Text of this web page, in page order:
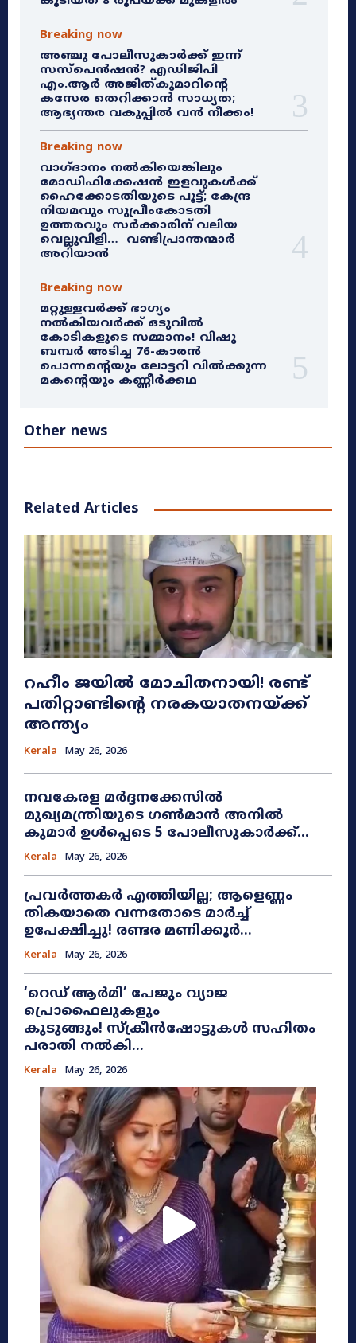
Breaking now
അഞ്ചു പോലീസുകാർക്ക് ഇന്ന്
സസ്‌പെൻഷൻ? എഡിജിപി
എം.ആർ അജിത്കുമാറിൻ്റെ
കസേര തെറിക്കാൻ സാധ്യത;
ആഭ്യന്തര വകുപ്പിൽ വൻ നീക്കം!
Breaking now
വാഗ്ദാനം നൽകിയെങ്കിലും
മോഡിഫിക്കേഷൻ ഇളവുകൾക്ക്
ഹൈക്കോടതിയുടെ പൂട്ട്; കേന്ദ്ര
നിയമവും സുപ്രീംകോടതി
ഉത്തരവും സർക്കാരിന് വലിയ
വെല്ലുവിളി… വണ്ടിപ്രാന്തന്മാർ
അറിയാൻ
Breaking now
മറ്റുള്ളവർക്ക് ഭാഗ്യം
നൽകിയവർക്ക് ഒടുവിൽ
കോടികളുടെ സമ്മാനം! വിഷു
ബമ്പർ അടിച്ച 76-കാരൻ
പൊന്നന്റെയും ലോട്ടറി വിൽക്കുന്ന
മകന്റെയും കണ്ണീർക്കഥ
Other news
Related Articles
റഹീം ജയിൽ മോചിതനായി! രണ്ട്
പതിറ്റാണ്ടിന്റെ നരകയാതനയ്ക്ക്
അന്ത്യം
Kerala May 26, 2026
നവകേരള മർദ്ദനക്കേസിൽ
മുഖ്യമന്ത്രിയുടെ ഗൺമാൻ അനിൽ
കുമാർ ഉൾപ്പെടെ 5 പോലീസുകാർക്ക്...
Kerala May 26, 2026
പ്രവർത്തകർ എത്തിയില്ല; ആളെണ്ണം
തികയാതെ വന്നതോടെ മാർച്ച്
ഉപേക്ഷിച്ചു! രണ്ടര മണിക്കൂർ...
Kerala May 26, 2026
​‘റെഡ് ആർമി’ പേജും വ്യാജ
പ്രൊഫൈലുകളും
കുടുങ്ങും! സ്ക്രീൻഷോട്ടുകൾ സഹിതം
പരാതി നൽകി...
Kerala May 26, 2026